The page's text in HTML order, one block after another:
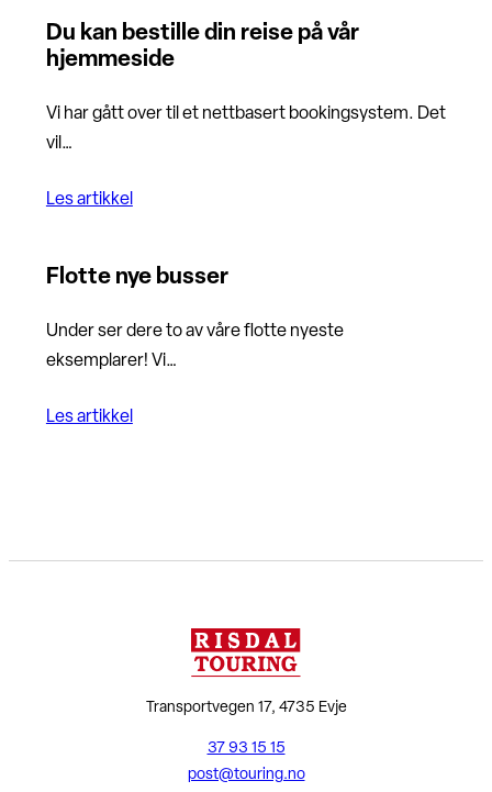
Du kan bestille din reise på vår
hjemmeside
Vi har gått over til et nettbasert bookingsystem. Det
vil…
Les artikkel
Flotte nye busser
Under ser dere to av våre flotte nyeste
eksemplarer! Vi…
Les artikkel
Transportvegen 17, 4735 Evje
37 93 15 15
post@touring.no